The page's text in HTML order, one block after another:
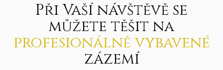
Při Vaší návštěvě se
můžete těšit na
profesionálně vybavené
zázemí